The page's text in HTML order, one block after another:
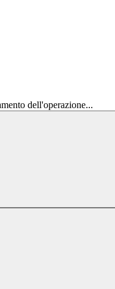
dell'operazione...